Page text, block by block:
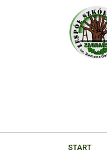
START